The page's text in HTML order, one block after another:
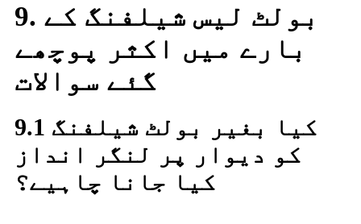
9. بولٹ لیس شیلفنگ کے
بارے میں اکثر پوچھے
گئے سوالات
9.1 کیا بغیر بولٹ شیلفنگ
کو دیوار پر لنگر انداز
کیا جانا چاہیے؟